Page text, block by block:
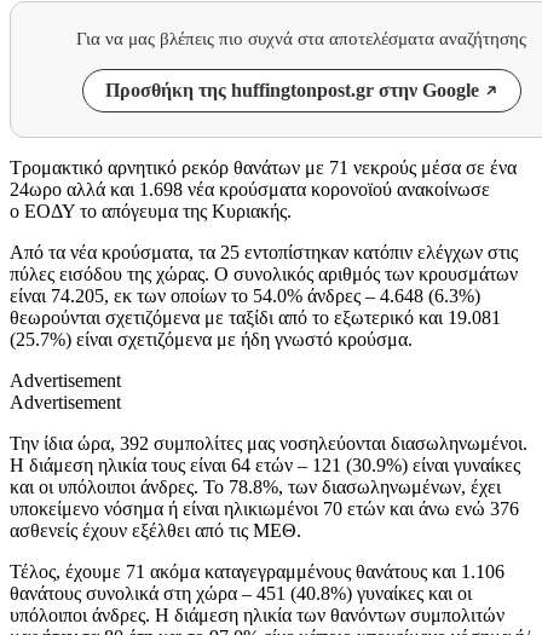
Για να μας βλέπεις πιο συχνά στα αποτελέσματα αναζήτησης
Προσθήκη της huffingtonpost.gr στην Google
Τρομακτικό αρνητικό ρεκόρ θανάτων με 71 νεκρούς μέσα σε ένα
24ωρο αλλά και 1.698 νέα κρούσματα κορονοϊού ανακοίνωσε
ο ΕΟΔΥ το απόγευμα της Κυριακής.
Από τα νέα κρούσματα, τα 25 εντοπίστηκαν κατόπιν ελέγχων στις
πύλες εισόδου της χώρας. Ο συνολικός αριθμός των κρουσμάτων
είναι 74.205, εκ των οποίων το 54.0% άνδρες – 4.648 (6.3%)
θεωρούνται σχετιζόμενα με ταξίδι από το εξωτερικό και 19.081
(25.7%) είναι σχετιζόμενα με ήδη γνωστό κρούσμα.
Advertisement
Advertisement
Την ίδια ώρα, 392 συμπολίτες μας νοσηλεύονται διασωληνωμένοι.
Η διάμεση ηλικία τους είναι 64 ετών – 121 (30.9%) είναι γυναίκες
και οι υπόλοιποι άνδρες. To 78.8%, των διασωληνωμένων, έχει
υποκείμενο νόσημα ή είναι ηλικιωμένοι 70 ετών και άνω ενώ 376
ασθενείς έχουν εξέλθει από τις ΜΕΘ.
Τέλος, έχουμε 71 ακόμα καταγεγραμμένους θανάτους και 1.106
θανάτους συνολικά στη χώρα – 451 (40.8%) γυναίκες και οι
υπόλοιποι άνδρες. Η διάμεση ηλικία των θανόντων συμπολιτών